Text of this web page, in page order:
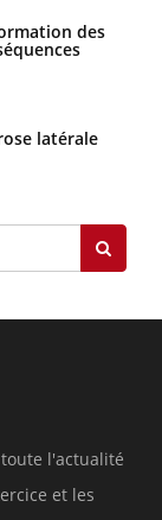
des
latérale
l'actualité
et les